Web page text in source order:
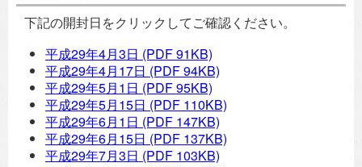
下記の開封日をクリックしてご確認ください。
平成29年4月3日 (PDF 91KB)
平成29年4月17日 (PDF 94KB)
平成29年5月1日 (PDF 95KB)
平成29年5月15日 (PDF 110KB)
平成29年6月1日 (PDF 147KB)
平成29年6月15日 (PDF 137KB)
平成29年7月3日 (PDF 103KB)